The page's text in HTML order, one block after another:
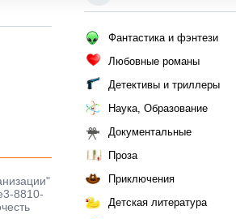
8810-
Фантастика и фэнтези
Любовные романы
Детективы и триллеры
Наука, Образование
Документальные
Проза
Приключения
Детская литература